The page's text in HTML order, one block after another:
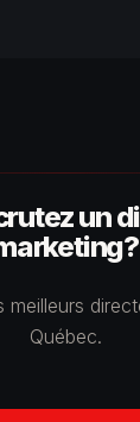
un
meilleurs
Québec.